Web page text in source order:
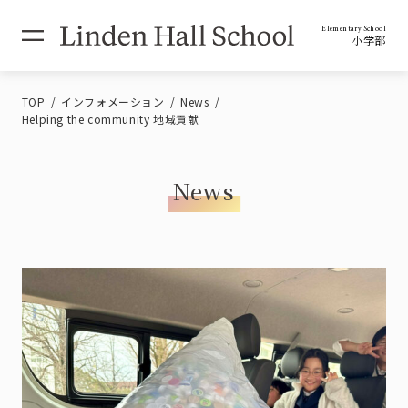
Elementary School
小学部
TOP インフォメーション
News
Helping the community 地域貢献
News